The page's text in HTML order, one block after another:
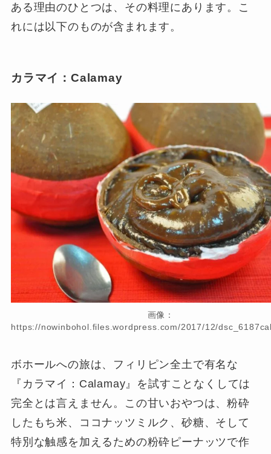
ある理由のひとつは、その料理にあります。こ
れには以下のものが含まれます。
カラマイ：Calamay
画像：
https://nowinbohol.files.wordpress.com/2017/12/
ボホールへの旅は、フィリピン全土で有名な
『カラマイ：Calamay』を試すことなくしては
完全とは言えません。この甘いおやつは、粉砕
したもち米、ココナッツミルク、砂糖、そして
特別な触感を加えるための粉砕ピーナッツで作